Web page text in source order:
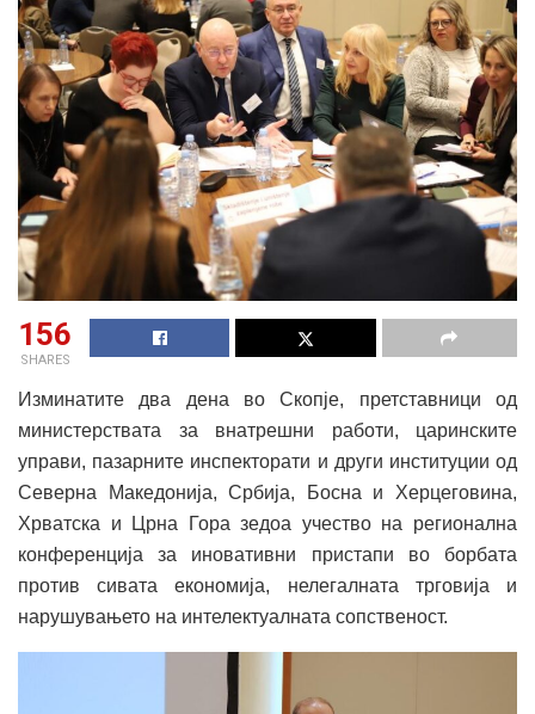
156
SHARES
Изминатите два дена во Скопје, претставници од
министерствата за внатрешни работи, царинските
управи, пазарните инспекторати и други институции од
Северна Македонија, Србија, Босна и Херцеговина,
Хрватска и Црна Гора зедоа учество на регионална
конференција за иновативни пристапи во борбата
против сивата економија, нелегалната трговија и
нарушувањето на интелектуалната сопственост.